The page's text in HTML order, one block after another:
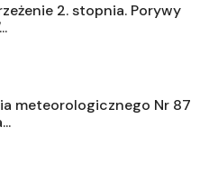
2. stopnia. Porywy
meteorologicznego Nr 87